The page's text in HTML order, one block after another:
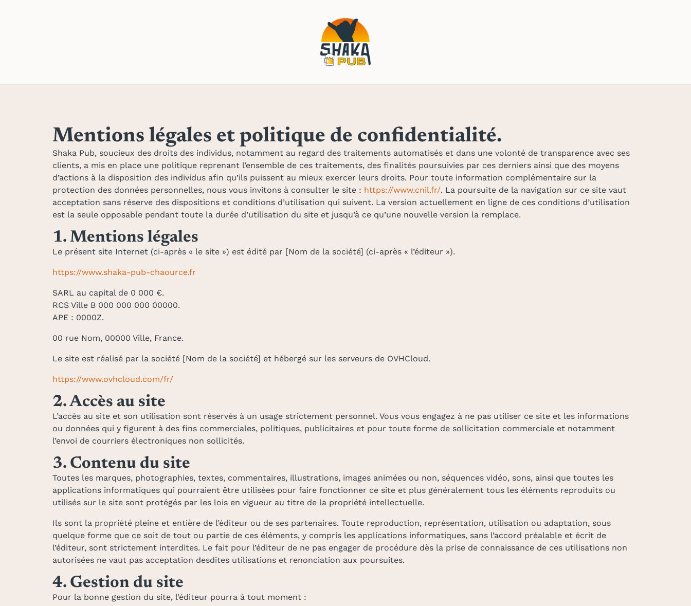
Mentions légales et politique de confidentialité.
Shaka Pub, soucieux des droits des individus, notamment au regard des traitements automatisés et dans une volonté de transparence avec ses
clients, a mis en place une politique reprenant l’ensemble de ces traitements, des finalités poursuivies par ces derniers ainsi que des moyens
d’actions à la disposition des individus afin qu’ils puissent au mieux exercer leurs droits. Pour toute information complémentaire sur la
protection des données personnelles, nous vous invitons à consulter le site : https://www.cnil.fr/. La poursuite de la navigation sur ce site vaut
acceptation sans réserve des dispositions et conditions d’utilisation qui suivent. La version actuellement en ligne de ces conditions d’utilisation
est la seule opposable pendant toute la durée d’utilisation du site et jusqu’à ce qu’une nouvelle version la remplace.
1. Mentions légales
Le présent site Internet (ci-après « le site ») est édité par [Nom de la société] (ci-après « l’éditeur »).
https://www.shaka-pub-chaource.fr
SARL au capital de 0 000 €.
RCS Ville B 000 000 000 00000.
APE : 0000Z.
00 rue Nom, 00000 Ville, France.
Le site est réalisé par la société [Nom de la société] et hébergé sur les serveurs de OVHCloud.
https://www.ovhcloud.com/fr/
2. Accès au site
L’accès au site et son utilisation sont réservés à un usage strictement personnel. Vous vous engagez à ne pas utiliser ce site et les informations
ou données qui y figurent à des fins commerciales, politiques, publicitaires et pour toute forme de sollicitation commerciale et notamment
l’envoi de courriers électroniques non sollicités.
3. Contenu du site
Toutes les marques, photographies, textes, commentaires, illustrations, images animées ou non, séquences vidéo, sons, ainsi que toutes les
applications informatiques qui pourraient être utilisées pour faire fonctionner ce site et plus généralement tous les éléments reproduits ou
utilisés sur le site sont protégés par les lois en vigueur au titre de la propriété intellectuelle.
Ils sont la propriété pleine et entière de l’éditeur ou de ses partenaires. Toute reproduction, représentation, utilisation ou adaptation, sous
quelque forme que ce soit de tout ou partie de ces éléments, y compris les applications informatiques, sans l’accord préalable et écrit de
l’éditeur, sont strictement interdites. Le fait pour l’éditeur de ne pas engager de procédure dès la prise de connaissance de ces utilisations non
autorisées ne vaut pas acceptation desdites utilisations et renonciation aux poursuites.
4. Gestion du site
Pour la bonne gestion du site, l’éditeur pourra à tout moment :